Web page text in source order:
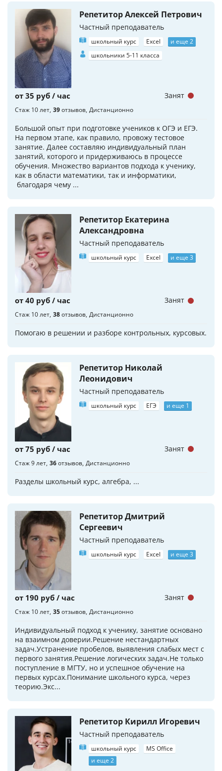
Репетитор Алексей Петрович
Частный преподаватель
школьный курс Excel
и еще 2
школьники 5-11 класса
от 35 руб / час
Стаж 10 лет 39отзывов Дистанционно
Большой опыт при подготовке учеников к ОГЭ и ЕГЭ.
На первом этапе, как правило, провожу тестовое
занятие. Далее составляю индивидуальный план
занятий, которого и придерживаюсь в процессе
обучения. Множество вариантов подхода к ученику,
как в области математики, так и информатики,
благодаря чему ...
Занят
Репетитор Екатерина
Александровна
Частный преподаватель
школьный курс Excel и еще 3
от 40 руб / час
Стаж 10 лет 38отзывов Дистанционно
Помогаю в решении и разборе контрольных, курсовых.
Занят
Репетитор Николай
Леонидович
Частный преподаватель
школьный курс ЕГЭ и еще 1
от 75 руб / час
Стаж 9 лет 36отзывов Дистанционно
Разделы школьный курс, алгебра, ...
Занят
Репетитор Дмитрий
Сергеевич
Частный преподаватель
школьный курс Excel и еще 3
от 190 руб / час
Стаж 10 лет 35отзывов Дистанционно
Индивидуальный подход к ученику, занятие основано
на взаимном доверии.Решение нестандартных
задач.Устранение пробелов, выявления слабых мест с
первого занятия.Решение логических задач.Не только
поступление в МГТУ, но и успешное обучение на
первых курсах.Понимание школьного курса, через
теорию.Экс...
Занят
Репетитор Кирилл Игоревич
Частный преподаватель
школьный курс
MS Office
и еще 2